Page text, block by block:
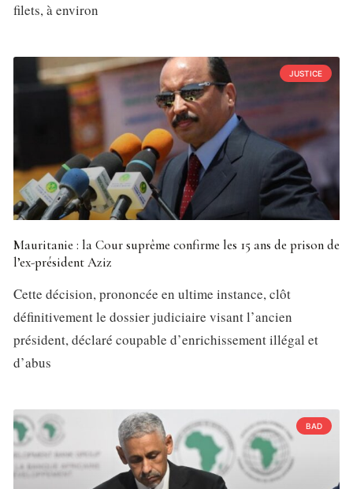
filets, à environ
JUSTICE
Mauritanie : la Cour suprême confirme les 15 ans de prison de
l’ex-président Aziz
Cette décision, prononcée en ultime instance, clôt
définitivement le dossier judiciaire visant l’ancien
président, déclaré coupable d’enrichissement illégal et
d’abus
BAD